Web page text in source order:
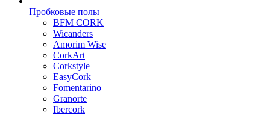
Пробковые полы
BFM CORK
Wicanders
Amorim Wise
CorkArt
Corkstyle
EasyCork
Fomentarino
Granorte
Ibercork